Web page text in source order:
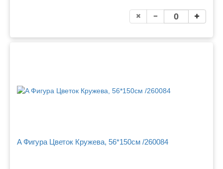
A Фигура Цветок Кружева, 56*150см /260084